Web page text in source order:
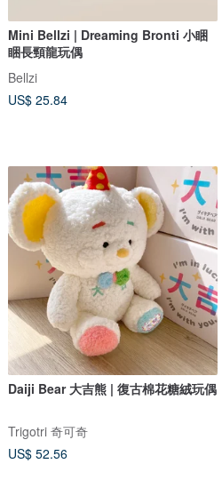
Mini Bellzi | Dreaming Bronti 小睏
睏長頸龍玩偶
Bellzi
US$ 25.84
Daiji Bear 大吉熊 | 復古棉花糖絨玩偶
Trigotri 奇可奇
US$ 52.56